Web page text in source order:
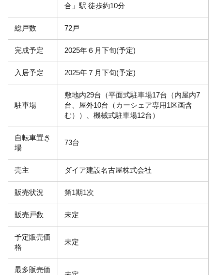
合」駅 徒歩約10分
総戸数 72戸
完成予定 2025年６月下旬(予定)
入居予定 2025年７月下旬(予定)
駐車場
敷地内29台（平面式駐車場17台（内屋内7
台、屋外10台（カーシェア専用1区画含
む））、機械式駐車場12台）
自転車置き
場
73台
売主 ダイア建設名古屋株式会社
販売状況 第1期1次
販売戸数 未定
予定販売価
格
未定
最多販売価